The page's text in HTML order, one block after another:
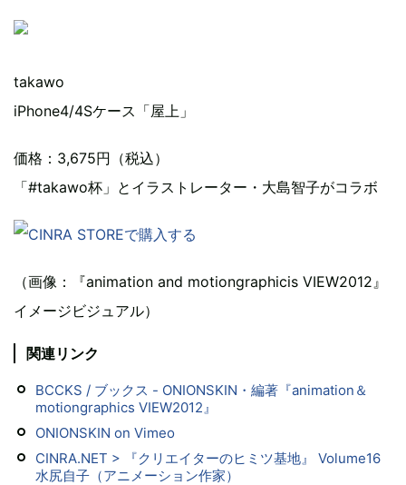
takawo
iPhone4/4Sケース「屋上」
価格：3,675円（税込）
「#takawo杯」とイラストレーター・大島智子がコラボ
（画像：『animation and motiongraphicis VIEW2012』
イメージビジュアル）
関連リンク
BCCKS / ブックス - ONIONSKIN・編著『animation＆
motiongraphics VIEW2012』
ONIONSKIN on Vimeo
CINRA.NET > 『クリエイターのヒミツ基地』 Volume16
水尻自子（アニメーション作家）